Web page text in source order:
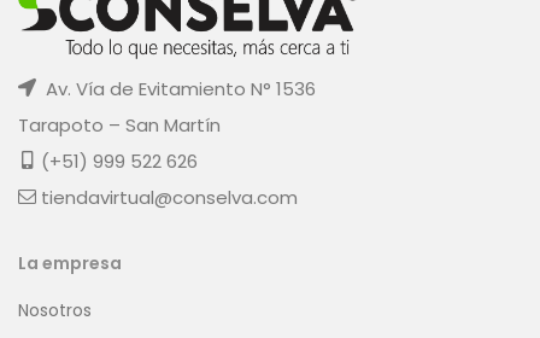
Av. Vía de Evitamiento N° 1536
Tarapoto – San Martín
(+51) 999 522 626
tiendavirtual@conselva.com
La empresa
Nosotros